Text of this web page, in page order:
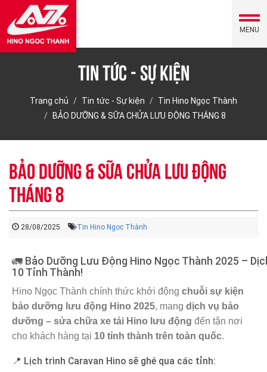
MENU
Tin tức - Sự kiện
Trang chủ Tin tức - Sự kiện
Tin Hino Ngọc Thành
BẢO DƯỠNG & SỮA CHỬA LƯU ĐỘNG THÁNG 8
BẢO DƯỠNG & SỮA CHỬA LƯU ĐỘNG
THÁNG 8
28/08/2025 Tin Hino Ngọc Thành
🚛 Bảo Dưỡng Lưu Động Hino Ngọc Thành 2025 –
10 Tỉnh Thành!
Hino Ngọc Thành chính thức khởi động chuỗi sự kiện
bảo dưỡng lưu động Hino 2025, mang dịch vụ bảo
dưỡng – sửa chữa xe tải Hino lưu động đến tận nơi
cho khách hàng tại 10 tỉnh thành trên toàn quốc.
📍 Lịch trình Caravan Hino sẽ ghé qua các tỉnh: